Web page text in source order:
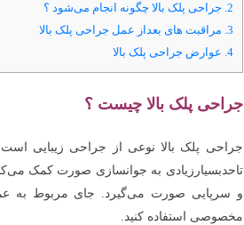
2. جراحی پلک بالا چگونه انجام می‌شود ؟
3. مراقبت های بعداز عمل جراحی پلک بالا
4. عوارض جراحی پلک بالا
جراحی پلک بالا چیست ؟
جراحی پلک بالا نوعی از جراحی زیبایی
تاحدبسیارزیادی به جوانسازی صورت کمک
و سرپایی صورت می‌گیرد. جای مربوط به عمل
مخصوصی استفاده کنید.